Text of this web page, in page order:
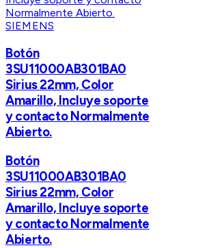
SIEMENS
Botón
3SU11000AB301BA0
Sirius 22mm, Color
Amarillo, Incluye soporte
y contacto Normalmente
Abierto.
Botón
3SU11000AB301BA0
Sirius 22mm, Color
Amarillo, Incluye soporte
y contacto Normalmente
Abierto.